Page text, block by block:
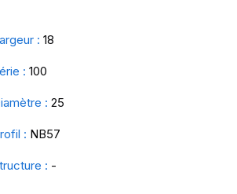
: 18
: 100
: 25
: NB57
: -